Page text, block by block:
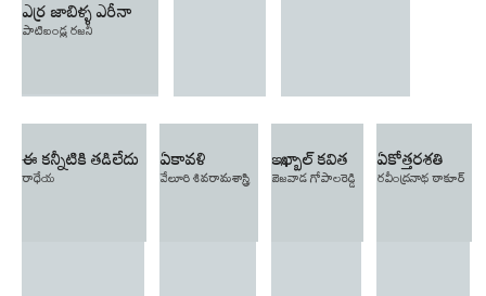
ఎర్ర జాబిళ్ళ ఎరీనా
పాటిబండ్ల రజనీ
ఈ కన్నీటికి తడిలేదు
రాధేయ
ఏకావళి
వేలూరి శివరామశాస్త్రి
ఇఖ్బాల్ కవిత
బెజవాడ గోపాలరెడ్డి
ఏకోత్తరశతి
రవీంద్రనాథ ఠాకూర్